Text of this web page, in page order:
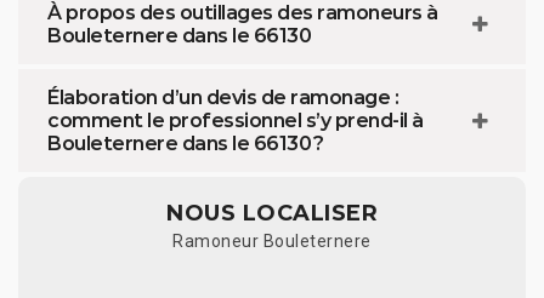
À propos des outillages des ramoneurs à
Bouleternere dans le 66130
Élaboration d’un devis de ramonage :
comment le professionnel s’y prend-il à
Bouleternere dans le 66130 ?
NOUS LOCALISER
Ramoneur Bouleternere